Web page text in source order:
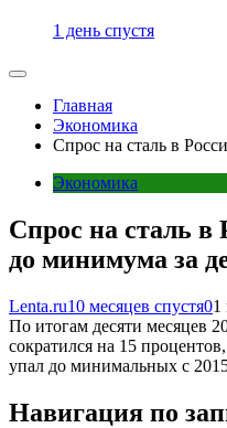
1 день спустя
Главная
Экономика
Спрос на сталь в
Экономика
Спрос на сталь в
до минимума за
Lenta.ru10 месяцев спустя01
По итогам десяти месяцев
сократился на 15
упал до минимальных с
Навигация по